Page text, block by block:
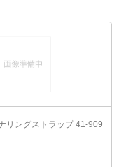
リングストラップ 41-909